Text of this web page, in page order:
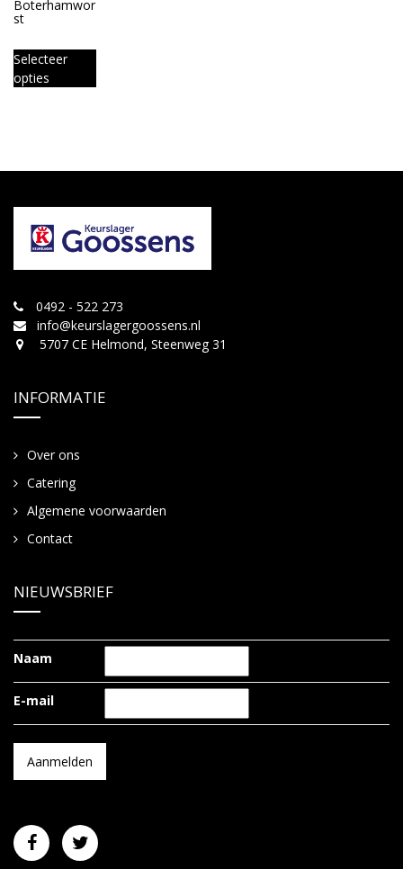
Boterhamwor
st
Selecteer
opties
0492 - 522 273
info@keurslagergoossens.nl
5707 CE Helmond, Steenweg 31
INFORMATIE
Over ons
Catering
Algemene voorwaarden
Contact
NIEUWSBRIEF
Naam
E-mail